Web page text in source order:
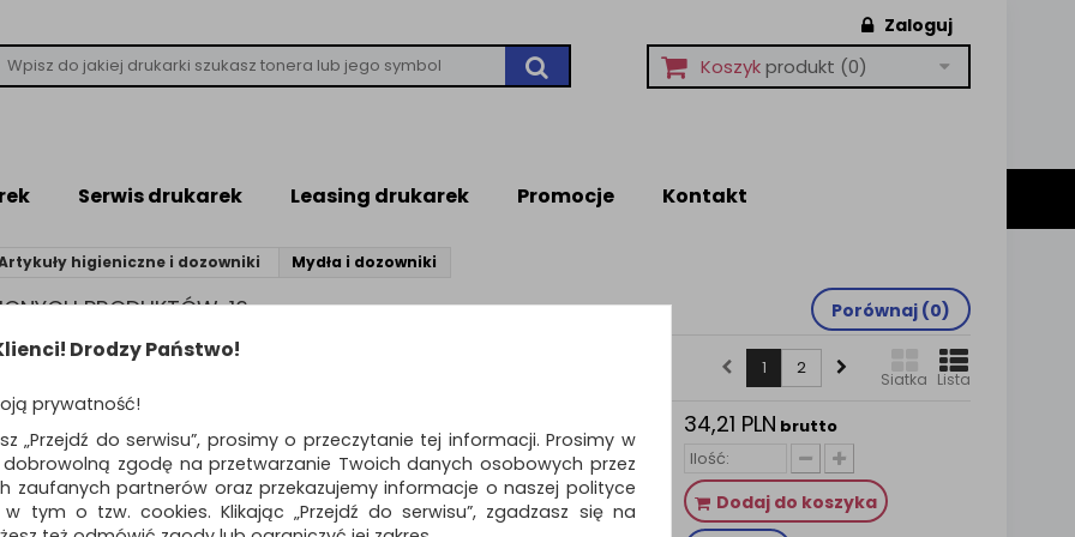
Zaloguj
Koszykprodukt (0)
Serwis drukarek Leasing drukarek Promocje Kontakt
higieniczne i dozowniki Mydła i dozowniki
PRODUKTÓW: 16 Porównaj (0)
Siatka Lista
1 2
TENZI, zapach kwiatowy,
Perll, 5l
delikatne mydło w żelu…
34,21 PLN brutto
Dodaj do koszyka
Drodzy Państwo!
prywatność!
„Przejdź do serwisu”, prosimy o przeczytanie tej informacji. Prosimy w
zgodę na przetwarzanie Twoich danych osobowych przez
zaufanych partnerów oraz przekazujemy informacje o naszej polityce
tym o tzw. cookies. Klikając „Przejdź do serwisu”, zgadzasz się na